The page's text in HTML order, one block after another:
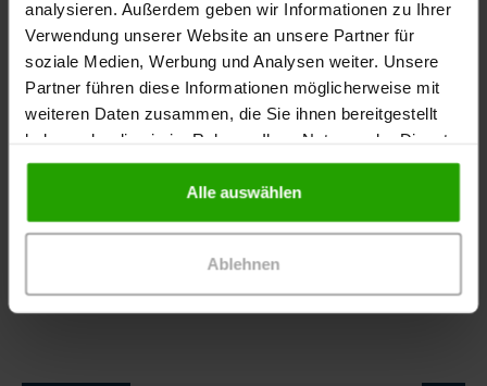
analysieren. Außerdem geben wir Informationen zu Ihrer
Verwendung unserer Website an unsere Partner für
soziale Medien, Werbung und Analysen weiter. Unsere
Partner führen diese Informationen möglicherweise mit
weiteren Daten zusammen, die Sie ihnen bereitgestellt
haben oder die sie im Rahmen Ihrer Nutzung der Dienste
gesammelt haben.
Alle auswählen
Ablehnen
Videoreihe: Diabetisches Fußsyndrom – ​
Neuropathischer Fuß
Videoreihe: Diabetisches Fußsyndrom – ​
Angiopathischer Fuß
Aufgezeichnetes Online-Seminar: Wundermittel